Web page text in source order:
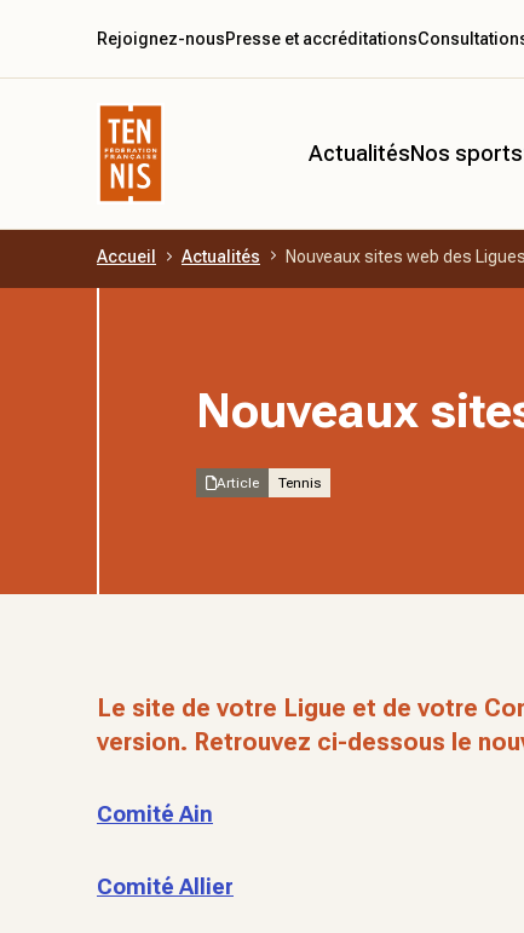
Aller au contenu principal
ActualitésNos sports
Rejoignez-nousPresse et accréditations
Accueil Actualités Nouveaux sites web des
Nouveaux
Article Tennis
Le site de votre Ligue et de votre
version. Retrouvez ci-dessous le
Comité Ain
Comité Allier